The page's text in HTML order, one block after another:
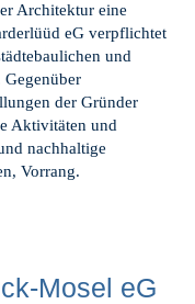
Architektur eine
eG verpflichtet
und
der Gründer
Aktivitäten und
nachhaltige
Vorrang.
Mosel eG